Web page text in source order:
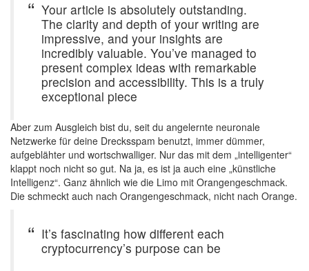
Your article is absolutely outstanding.
The clarity and depth of your writing are
impressive, and your insights are
incredibly valuable. You’ve managed to
present complex ideas with remarkable
precision and accessibility. This is a truly
exceptional piece
Aber zum Ausgleich bist du, seit du angelernte neuronale
Netzwerke für deine Drecksspam benutzt, immer dümmer,
aufgeblähter und wortschwalliger. Nur das mit dem „intelligenter“
klappt noch nicht so gut. Na ja, es ist ja auch eine „künstliche
Intelligenz“. Ganz ähnlich wie die Limo mit Orangengeschmack.
Die schmeckt auch nach Orangengeschmack, nicht nach Orange.
It’s fascinating how different each
cryptocurrency’s purpose can be